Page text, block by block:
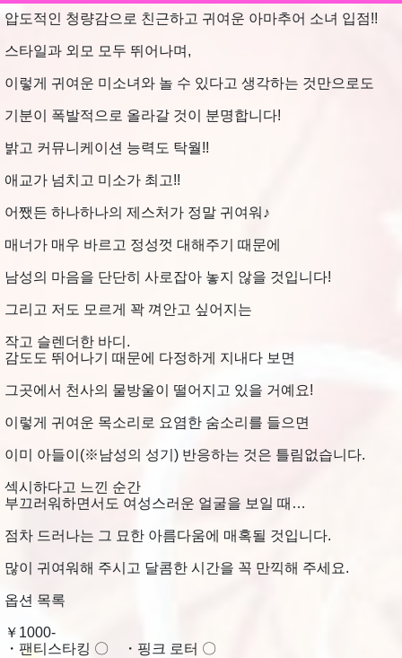
압도적인 청량감으로 친근하고 귀여운 아마추어 소녀 입점!!
스타일과 외모 모두 뛰어나며,
이렇게 귀여운 미소녀와 놀 수 있다고 생각하는 것만으로도
기분이 폭발적으로 올라갈 것이 분명합니다!
밝고 커뮤니케이션 능력도 탁월!!
애교가 넘치고 미소가 최고!!
어쨌든 하나하나의 제스처가 정말 귀여워♪
매너가 매우 바르고 정성껏 대해주기 때문에
남성의 마음을 단단히 사로잡아 놓지 않을 것입니다!
그리고 저도 모르게 꽉 껴안고 싶어지는
작고 슬렌더한 바디.
감도도 뛰어나기 때문에 다정하게 지내다 보면
그곳에서 천사의 물방울이 떨어지고 있을 거예요!
이렇게 귀여운 목소리로 요염한 숨소리를 들으면
이미 아들이(※남성의 성기) 반응하는 것은 틀림없습니다.
섹시하다고 느낀 순간
부끄러워하면서도 여성스러운 얼굴을 보일 때…
점차 드러나는 그 묘한 아름다움에 매혹될 것입니다.
많이 귀여워해 주시고 달콤한 시간을 꼭 만끽해 주세요.
옵션 목록
￥1000-
・팬티스타킹 〇 ・핑크 로터 〇